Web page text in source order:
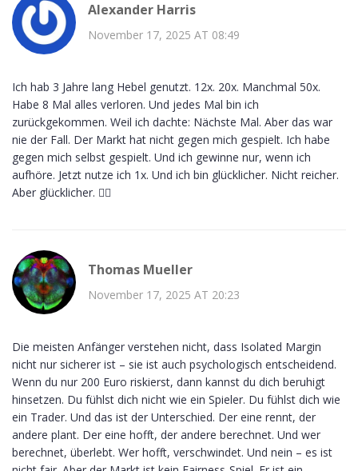
Alexander Harris
November 17, 2025 AT 08:49
Ich hab 3 Jahre lang Hebel genutzt. 12x. 20x. Manchmal 50x.
Habe 8 Mal alles verloren. Und jedes Mal bin ich
zurückgekommen. Weil ich dachte: Nächste Mal. Aber das war
nie der Fall. Der Markt hat nicht gegen mich gespielt. Ich habe
gegen mich selbst gespielt. Und ich gewinne nur, wenn ich
aufhöre. Jetzt nutze ich 1x. Und ich bin glücklicher. Nicht reicher.
Aber glücklicher. 🤷‍♂️
Thomas Mueller
November 17, 2025 AT 20:23
Die meisten Anfänger verstehen nicht, dass Isolated Margin
nicht nur sicherer ist – sie ist auch psychologisch entscheidend.
Wenn du nur 200 Euro riskierst, dann kannst du dich beruhigt
hinsetzen. Du fühlst dich nicht wie ein Spieler. Du fühlst dich wie
ein Trader. Und das ist der Unterschied. Der eine rennt, der
andere plant. Der eine hofft, der andere berechnet. Und wer
berechnet, überlebt. Wer hofft, verschwindet. Und nein – es ist